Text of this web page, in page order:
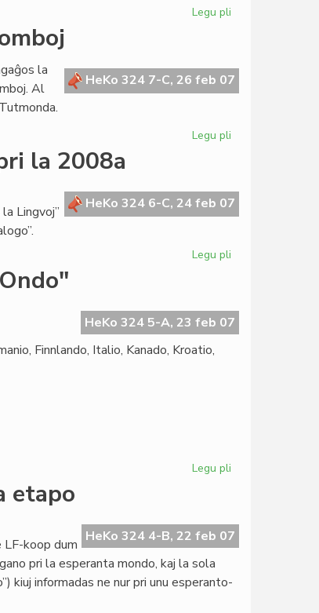
Legu pli
de
"Literatura
HeKo 324 7-C, 26 feb 07
la
Al
Legu pli
grapolbomboj
la 2008a
HeKo 324 6-C, 24 feb 07
Lingvoj”
Legu pli
pri
la
HeKo 324 5-A, 23 feb 07
Finnlando, Italio, Kanado, Kroatio,
Legu pli
"La
Ondo"
etapo
HeKo 324 4-B, 22 feb 07
koop dum
pri la esperanta mondo, kaj la sola
kiuj informadas ne nur pri unu esperanto-